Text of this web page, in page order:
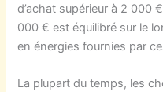
d’achat supérieur à 2 000
000 € est équilibré sur le
en énergies fournies par
La plupart du temps, les